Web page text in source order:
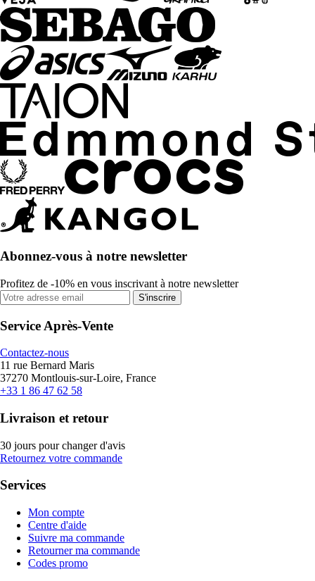
Abonnez-vous à notre newsletter
Profitez de -10% en vous inscrivant à notre newsletter
S'inscrire
Service Après-Vente
Contactez-nous
11 rue Bernard Maris
37270 Montlouis-sur-Loire, France
+33 1 86 47 62 58
Livraison et retour
30 jours pour changer d'avis
Retournez votre commande
Services
Mon compte
Centre d'aide
Suivre ma commande
Retourner ma commande
Codes promo